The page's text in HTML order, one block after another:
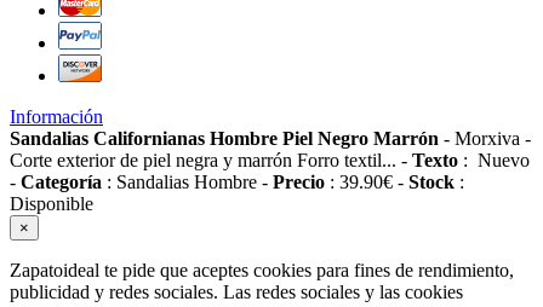
Información
Sandalias Californianas Hombre Piel Negro Marrón - Morxiva -
Corte exterior de piel negra y marrón Forro textil... - Texto : Nuevo
- Categoría : Sandalias Hombre - Precio : 39.90€ - Stock :
Disponible
×
Zapatoideal te pide que aceptes cookies para fines de rendimiento,
publicidad y redes sociales. Las redes sociales y las cookies